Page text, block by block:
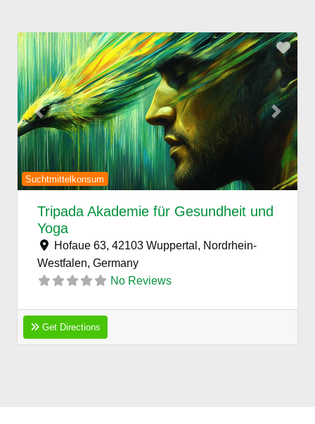
Suchtmittelkonsum
Previous Next
Tripada Akademie für Gesundheit und
Yoga
Hofaue 63, 42103 Wuppertal, Nordrhein-
Westfalen, Germany
No Reviews
Get Directions